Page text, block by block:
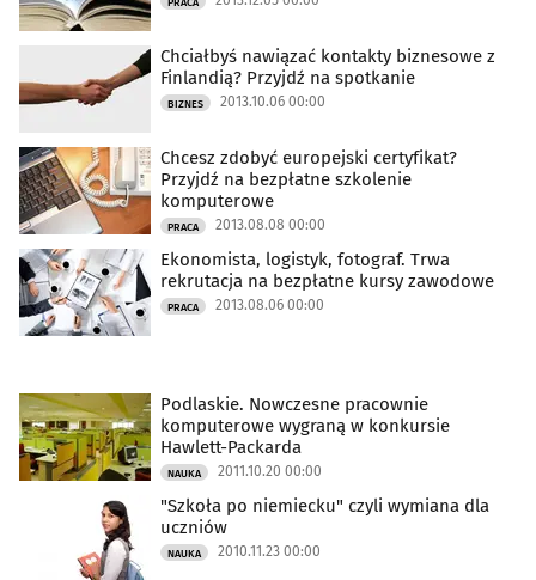
Chciałbyś nawiązać kontakty biznesowe z
Finlandią? Przyjdź na spotkanie
BIZNES 2013.10.06 00:00
Chcesz zdobyć europejski certyfikat?
Przyjdź na bezpłatne szkolenie
komputerowe
PRACA 2013.08.08 00:00
Ekonomista, logistyk, fotograf. Trwa
rekrutacja na bezpłatne kursy zawodowe
PRACA 2013.08.06 00:00
Podlaskie. Nowczesne pracownie
komputerowe wygraną w konkursie
Hawlett-Packarda
NAUKA 2011.10.20 00:00
"Szkoła po niemiecku" czyli wymiana dla
uczniów
NAUKA 2010.11.23 00:00